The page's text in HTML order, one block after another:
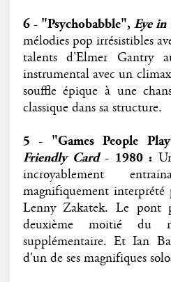
6 - "Psychobabble", Eye in
mélodies pop irrésistibles
talents d'Elmer Gantry
instrumental avec un
souffle épique à une
classique dans sa structure.
5 - "Games People
Friendly Card- 1980:
incroyablement
magnifiquement
Lenny Zakatek. Le pont
deuxième moitié du
supplémentaire. Et Ian
d'un de ses magnifiques